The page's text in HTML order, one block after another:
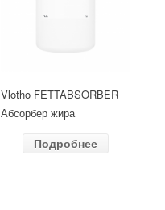
Vlotho FETTABSORBER
Абсорбер жира
Подробнее